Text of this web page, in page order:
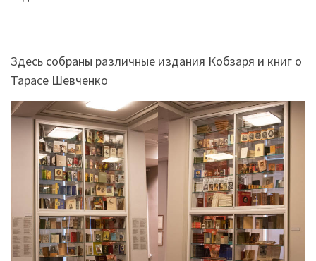
Здесь собраны различные издания Кобзаря и книг о
Тарасе Шевченко